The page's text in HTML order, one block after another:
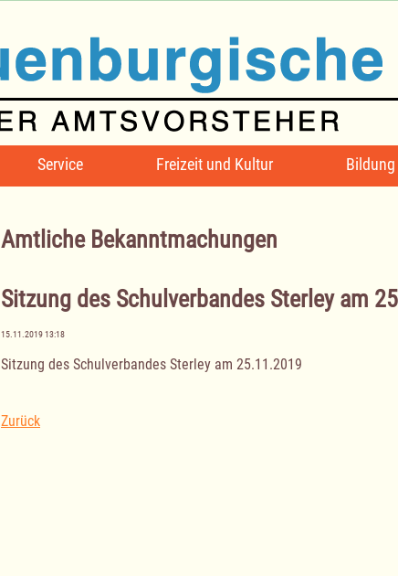
Service Freizeit und Kultur Bildung
Amtliche Bekanntmachungen
Sitzung des Schulverbandes Sterley am
15.11.2019 13:18
Sitzung des Schulverbandes Sterley am 25.11.2019
Zurück